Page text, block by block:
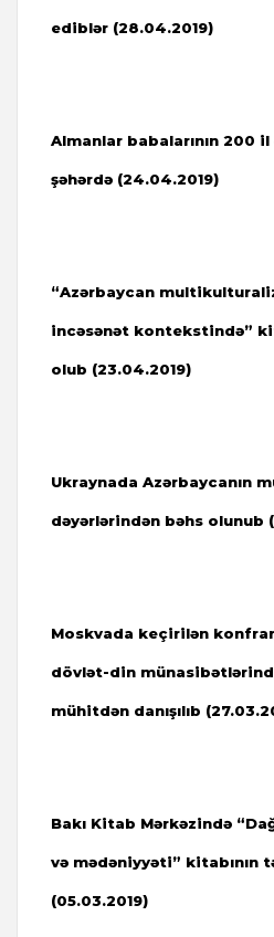
ediblər (28.04.2019)
Almanlar babalarının 200 il
şəhərdə (24.04.2019)
“Azərbaycan
incəsənət kontekstində”
olub (23.04.2019)
Ukraynada Azərbaycanın
dəyərlərindən bəhs olunub
Moskvada keçirilən
dövlət-din
mühitdən danışılıb
Bakı Kitab Mərkəzində
və mədəniyyəti” kitabının
(05.03.2019)